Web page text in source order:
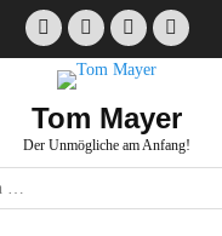
Facebook
E-
Mail
InstagramWebsite
Tom Mayer
Der Unmögliche am Anfang!